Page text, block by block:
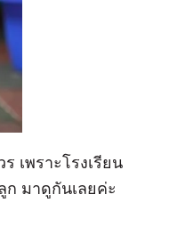
เพราะโรงเรียน
ก มาดูกันเลยค่ะ